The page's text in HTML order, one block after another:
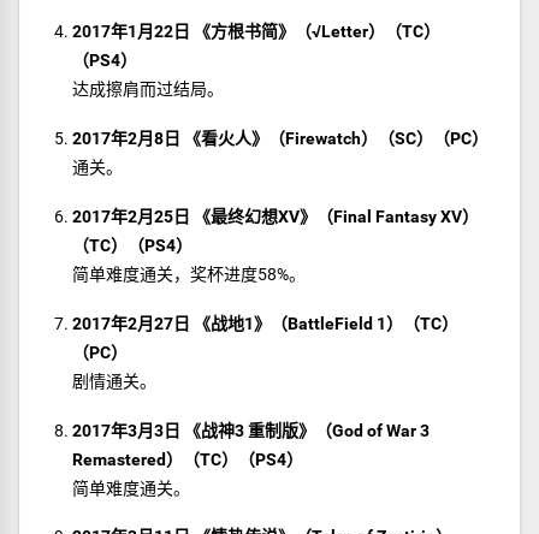
2017年1月22日 《方根书简》（√Letter）（TC）
（PS4）
达成擦肩而过结局。
2017年2月8日 《看火人》（Firewatch）（SC）（PC）
通关。
2017年2月25日 《最终幻想XV》（Final Fantasy XV）
（TC）（PS4）
简单难度通关，奖杯进度58%。
2017年2月27日 《战地1》（BattleField 1）（TC）
（PC）
剧情通关。
2017年3月3日 《战神3 重制版》（God of War 3
Remastered）（TC）（PS4）
简单难度通关。